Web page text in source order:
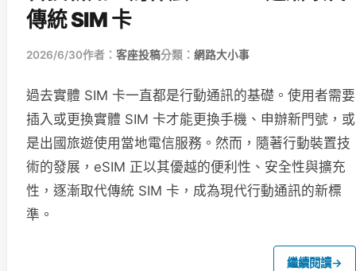
傳統 SIM 卡
2026/6/30作者： 客座投稿分類： 網路大小事
過去實體 SIM 卡一直都是行動通訊的基礎。使用者需要
插入或更換實體 SIM 卡才能更換手機、申辦新門號，或
是出國旅遊使用當地電信服務。然而，隨著行動裝置技
術的發展，eSIM 正以其優越的便利性、安全性與擴充
性，逐漸取代傳統 SIM 卡，成為現代行動通訊的新標
準。
繼續閱讀→